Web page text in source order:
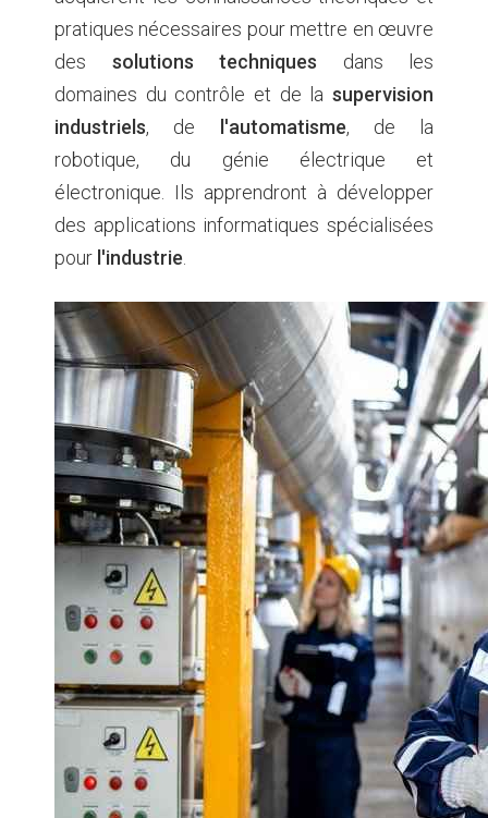
pratiques nécessaires pour mettre en œuvre
des solutions techniques dans les
domaines du contrôle et de la supervision
industriels, de l'automatisme, de la
robotique, du génie électrique et
électronique. Ils apprendront à développer
des applications informatiques spécialisées
pour l'industrie